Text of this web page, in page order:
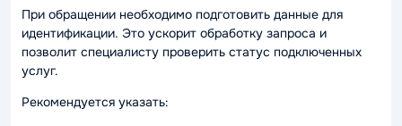
При обращении необходимо подготовить данные для
идентификации. Это ускорит обработку запроса и
позволит специалисту проверить статус подключенных
услуг.
Рекомендуется указать: